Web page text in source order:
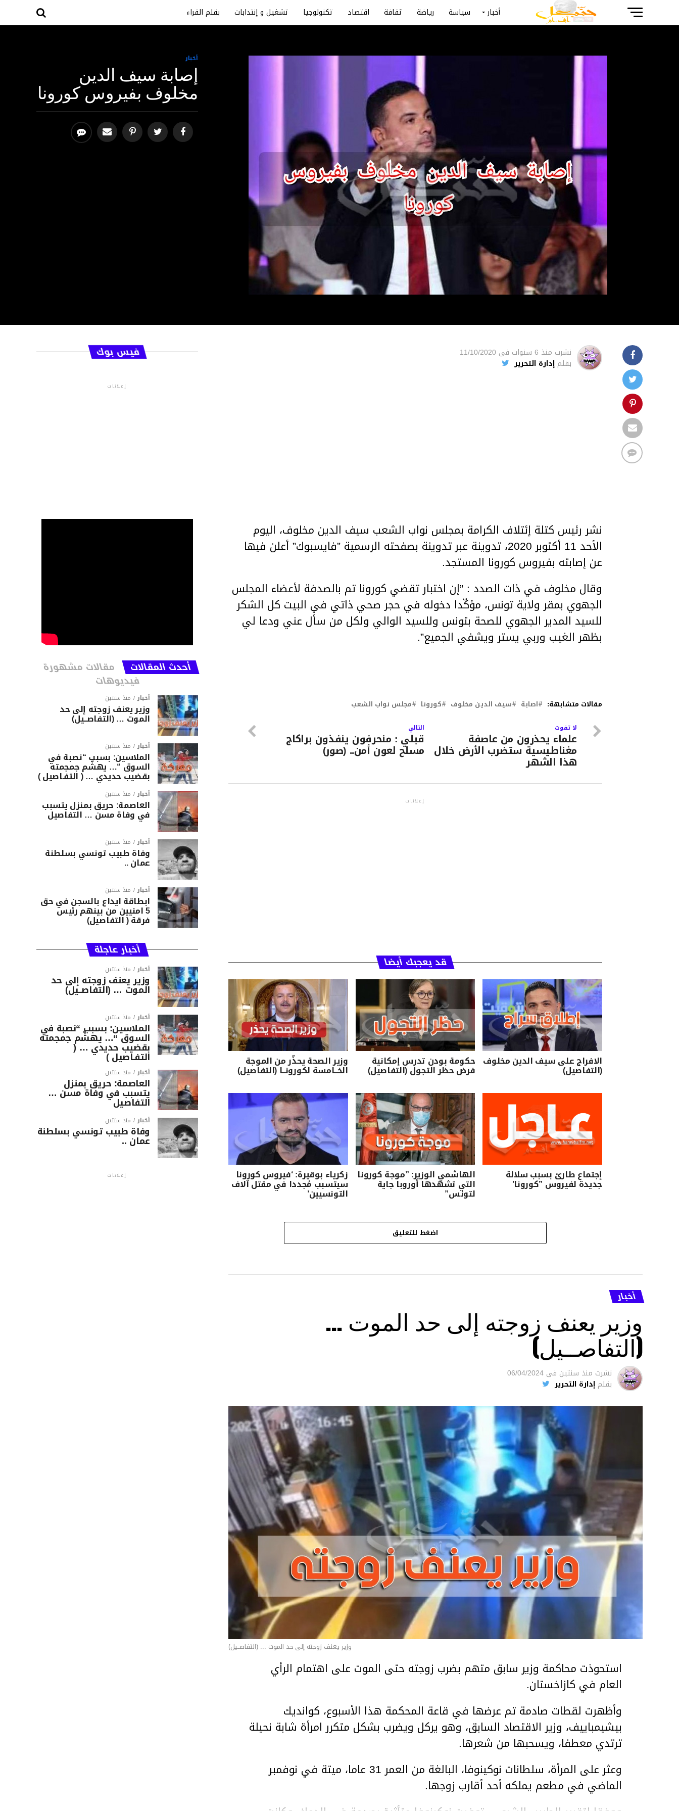
أخبار سياسة رياضة ثقافة اقتصاد تكنولوجيا تشغيل و إنتدابات بقلم القراء
أخبار
إصابة سيف الدين
مخلوف بفيروس كورونا
نشرت منذ 6 سنوات فى 11/10/2020
بقلم إدارة التحرير
نشر رئيس كتلة إئتلاف الكرامة بمجلس نواب الشعب سيف الدين مخلوف، اليوم
الأحد 11 أكتوبر 2020، تدوينة عبر تدوينة بصفحته الرسمية ”فايسبوك” أعلن فيها
عن إصابته بفيروس كورونا المستجد.
وقال مخلوف في ذات الصدد : ”إن اختبار تقضي كورونا تم بالصدفة لأعضاء المجلس
الجهوي بمقر ولاية تونس، مؤكّدا دخوله في حجر صحي ذاتي في البيت كل الشكر
للسيد المدير الجهوي للصحة بتونس وللسيد الوالي ولكل من سأل عني ودعا لي
بظهر الغيب وربي يستر ويشفي الجميع”.
مقالات متشابهة: اصابة سيف الدين مخلوف كورونا مجلس نواب الشعب
التالي
قبلي : منحرفون ينفذون براكاج
مسلح لعون أمن.. (صور)
لا تفوت
علماء يحذرون من عاصفة
مغناطيسية ستضرب الأرض خلال
هذا الشهر
إعلانات
قد يعجبك أيضا
الافراج على سيف الدين مخلوف
(التفاصيل)
حكومة بودن تدرس إمكانية
فرض حظر التجول (التفاصيل)
وزير الصحة يحذّر من الموجة
الخــامسة لكورونــا (التفاصيل)
إجتماع طارئ بسبب سلالة
جديدة لفيروس ”كورونا’
الهاشمي الوزير: ”موجة كورونا
التي تشهدها أوروبا جاية
لتونس”
زكرياء بوقيرة: ‘فيروس كورونا
سيتسبب مُجددا في مقتل آلاف
التونسيين’
اضغط للتعليق
أخبار
وزير يعنف زوجته إلى حد الموت …
(التفاصــيل)
نشرت منذ سنتين فى 06/04/2024
بقلم إدارة التحرير
وزير يعنف زوجته إلى حد الموت ... (التفاصــيل)
استحوذت محاكمة وزير سابق متهم بضرب زوجته حتى الموت على اهتمام الرأي
العام في كازاخستان.
وأظهرت لقطات صادمة تم عرضها في قاعة المحكمة هذا الأسبوع، كوانديك
بيشيمباييف، وزير الاقتصاد السابق، وهو يركل ويضرب بشكل متكرر امرأة شابة نحيلة
ترتدي معطفا، ويسحبها من شعرها.
وعثر على المرأة، سلطانات نوكينوفا، البالغة من العمر 31 عاما، ميتة في نوفمبر
الماضي في مطعم يملكه أحد أقارب زوجها.
فيس بوك
إعلانات
أحدث المقالات مقالات مشهورة
فيديوهات
أخبار منذ سنتين
وزير يعنف زوجته إلى حد
الموت … (التفاصــيل)
أخبار منذ سنتين
الملاسين: بسبب “نصبة في
السوق “… يهشّم جمجمته
بقضيب حديدي … ( التفـاصيل )
أخبار منذ سنتين
العاصمة: حريق بمنزل يتسبب
في وفاة مسن … التفاصيل
أخبار منذ سنتين
وفاة طبيب تونسي بسلطنة
عمان ..
أخبار منذ سنتين
ابطاقة ايداع بالسجن في حق
5 امنيين من بينهم رئيس
فرقة ( التفاصيل)
أخبار عاجلة
أخبار منذ سنتين
وزير يعنف زوجته إلى حد
الموت … (التفاصــيل)
أخبار منذ سنتين
الملاسين: بسبب “نصبة في
السوق “… يهشّم جمجمته
بقضيب حديدي … (
التفـاصيل )
أخبار منذ سنتين
العاصمة: حريق بمنزل
يتسبب في وفاة مسن …
التفاصيل
أخبار منذ سنتين
وفاة طبيب تونسي بسلطنة
عمان ..
إعلانات